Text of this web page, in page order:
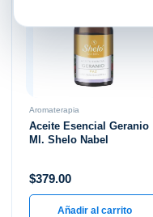
Aromaterapia
Aceite Esencial Geranio
Ml. Shelo Nabel
$379.00
Añadir al carrito